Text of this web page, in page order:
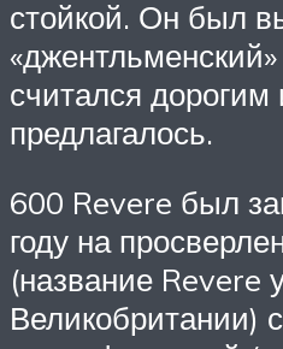
стойкой. Он был
считался дорогим
предлагалось.
600 Revere был
году на
(название Revere
Великобритании)